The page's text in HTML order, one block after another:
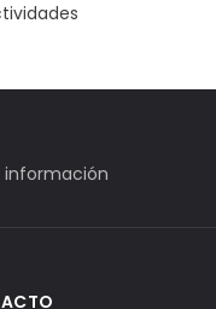
información